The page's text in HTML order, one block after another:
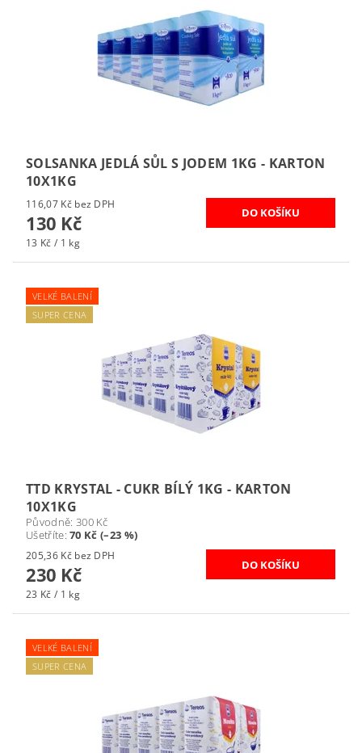
SOLSANKA JEDLÁ SŮL S JODEM 1KG - KARTON
10X1KG
116,07 Kč bez DPH
130 Kč
13 Kč / 1 kg
VELKÉ BALENÍ
SUPER CENA
TTD KRYSTAL - CUKR BÍLÝ 1KG - KARTON
10X1KG
Původně: 300 Kč
Ušetříte:70 Kč (–23 %)
205,36 Kč bez DPH
230 Kč
23 Kč / 1 kg
VELKÉ BALENÍ
SUPER CENA